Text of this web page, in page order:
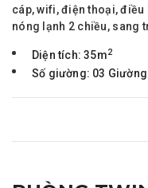
cáp, wifi, điện thoại,
nóng lạnh 2 chiều, sang
Diện tích: 35m2
Số giường: 03